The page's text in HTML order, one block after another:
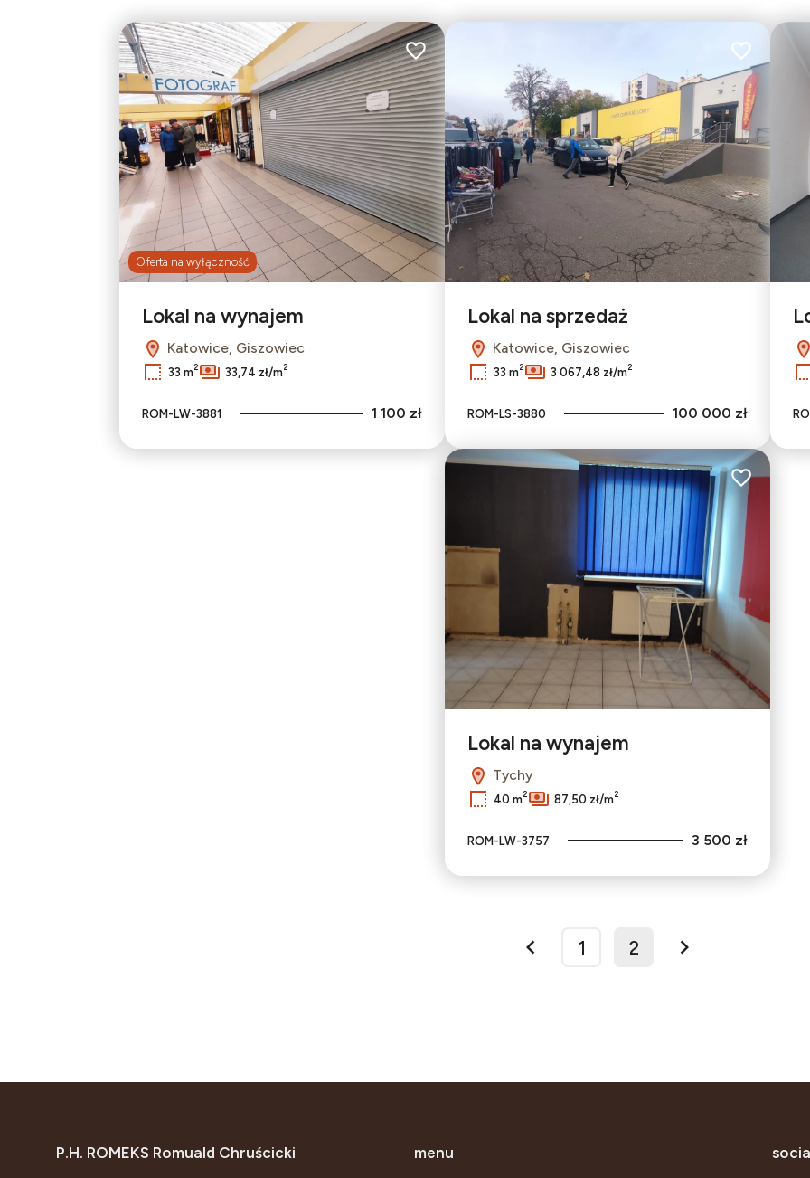
Oferta na wyłączność
Dodaj do ulubionych
Lokal na wynajem
Katowice, Giszowiec
33 m2 33,74 zł/m2
ROM-LW-3881 1 100 zł
Dodaj do
Lokal na sprzedaż
Katowice, Giszowiec
33 m2 3 067,48 zł/m2
ROM-LS-3880 100 000 zł
Dodaj do
Lokal na wynajem
Tychy
40 m2 87,50 zł/m2
ROM-LW-3757 3 500 zł
prev
1 2
next
P.H. ROMEKS Romuald Chruścicki menu